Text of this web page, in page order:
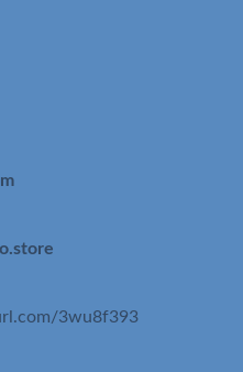
3wu8f393